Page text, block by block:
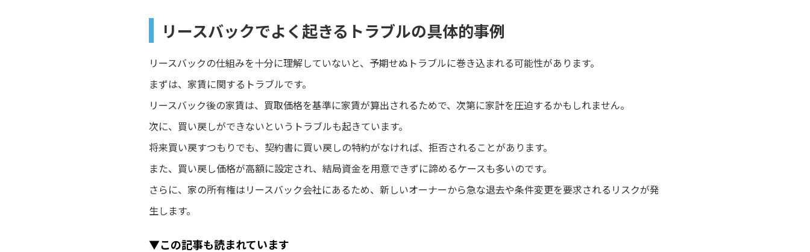
リースバックでよく起きるトラブルの具体的事例
リースバックの仕組みを十分に理解していないと、予期せぬトラブルに巻き込まれる可能性があります。
まずは、家賃に関するトラブルです。
リースバック後の家賃は、買取価格を基準に家賃が算出されるためで、次第に家計を圧迫するかもしれません。
次に、買い戻しができないというトラブルも起きています。
将来買い戻すつもりでも、契約書に買い戻しの特約がなければ、拒否されることがあります。
また、買い戻し価格が高額に設定され、結局資金を用意できずに諦めるケースも多いのです。
さらに、家の所有権はリースバック会社にあるため、新しいオーナーから急な退去や条件変更を要求されるリスクが発
生します。
▼この記事も読まれています